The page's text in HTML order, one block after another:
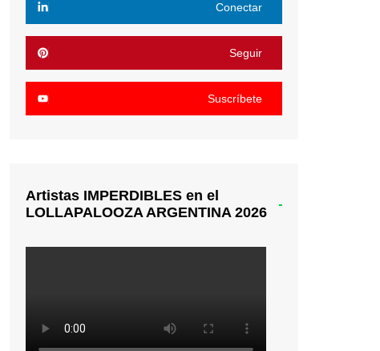
Conectar
Seguir
Suscríbete
Artistas IMPERDIBLES en el
LOLLAPALOOZA ARGENTINA 2026